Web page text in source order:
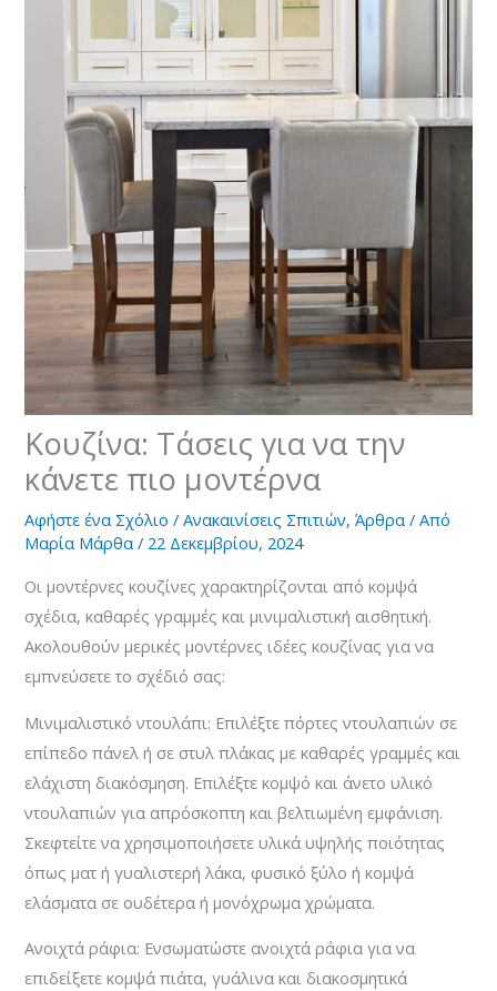
Κουζίνα: Τάσεις για να την
κάνετε πιο μοντέρνα
Αφήστε ένα Σχόλιο /Ανακαινίσεις Σπιτιών,Άρθρα / Από
Μαρία Μάρθα/ 22 Δεκεμβρίου, 2024
Οι μοντέρνες κουζίνες χαρακτηρίζονται από κομψά
σχέδια, καθαρές γραμμές και μινιμαλιστική αισθητική.
Ακολουθούν μερικές μοντέρνες ιδέες κουζίνας για να
εμπνεύσετε το σχέδιό σας:
Μινιμαλιστικό ντουλάπι: Επιλέξτε πόρτες ντουλαπιών σε
επίπεδο πάνελ ή σε στυλ πλάκας με καθαρές γραμμές και
ελάχιστη διακόσμηση. Επιλέξτε κομψό και άνετο υλικό
ντουλαπιών για απρόσκοπτη και βελτιωμένη εμφάνιση.
Σκεφτείτε να χρησιμοποιήσετε υλικά υψηλής ποιότητας
όπως ματ ή γυαλιστερή λάκα, φυσικό ξύλο ή κομψά
ελάσματα σε ουδέτερα ή μονόχρωμα χρώματα.
Ανοιχτά ράφια: Ενσωματώστε ανοιχτά ράφια για να
επιδείξετε κομψά πιάτα, γυάλινα και διακοσμητικά